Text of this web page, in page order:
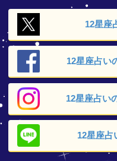
12星座
12星座占い
12星座占い
12星座占